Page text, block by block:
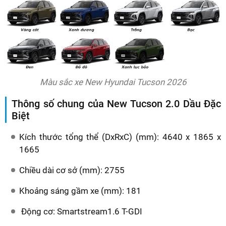
Màu sắc xe New Hyundai Tucson 2026
Thông số chung của New Tucson 2.0 Dầu Đặc
Biệt
Kích thước tổng thể (DxRxC) (mm): 4640 x 1865 x
1665
Chiều dài cơ sở (mm): 2755
Khoảng sáng gầm xe (mm): 181
Động cơ: Smartstream1.6 T-GDI